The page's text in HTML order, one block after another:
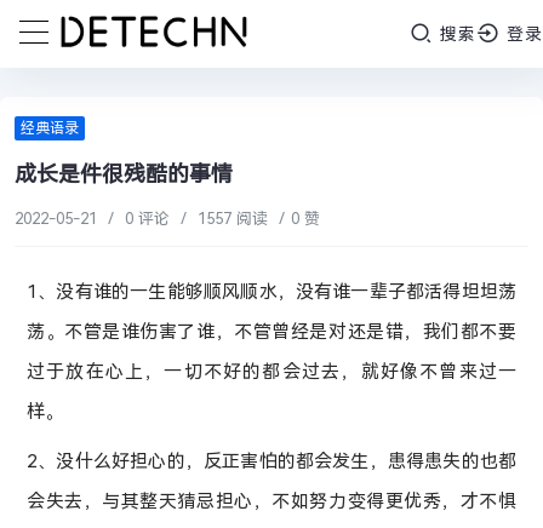
搜索 登录
经典语录
成长是件很残酷的事情
2022-05-21 / 0 评论 / 1557 阅读 / 0 赞
1、没有谁的一生能够顺风顺水，没有谁一辈子都活得坦坦荡
荡。不管是谁伤害了谁，不管曾经是对还是错，我们都不要
过于放在心上，一切不好的都会过去，就好像不曾来过一
样。
2、没什么好担心的，反正害怕的都会发生，患得患失的也都
会失去，与其整天猜忌担心，不如努力变得更优秀，才不惧